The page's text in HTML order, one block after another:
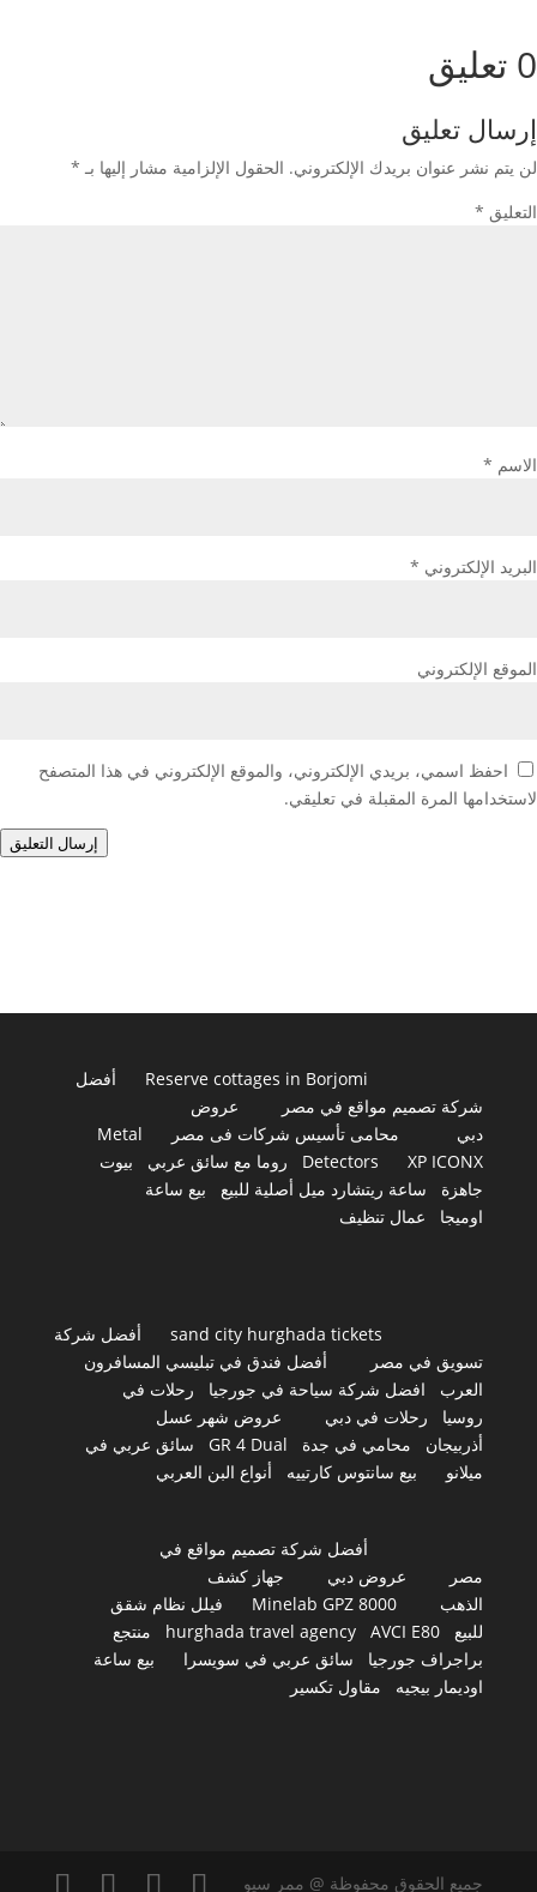
0 تعليق
إرسال تعليق
لن يتم نشر عنوان بريدك الإلكتروني. الحقول الإلزامية مشار إليها بـ *
التعليق *
الاسم *
البريد الإلكتروني *
الموقع الإلكتروني
احفظ اسمي، بريدي الإلكتروني، والموقع الإلكتروني في هذا المتصفح
لاستخدامها المرة المقبلة في تعليقي.
إرسال التعليق
Reserve cottages in Borjomi
أفضل
شركة تصميم مواقع في مصر
عروض
دبي
محامى تأسيس شركات فى مصر
Metal
Detectors
XP ICONX روما مع سائق عربي
بيوت
جاهزة
ساعة ريتشارد ميل أصلية للبيع
بيع ساعة
اوميجا
عمال تنظيف
sand city hurghada tickets
أفضل شركة
تسويق في مصر
أفضل فندق في تبليسي المسافرون
العرب
افضل شركة سياحة في جورجيا
رحلات في
روسيا
رحلات في دبي
عروض شهر عسل
أذربيجان
محامي في جدة GR 4 Dual
سائق عربي في
ميلانو
بيع سانتوس كارتييه أنواع البن العربي
أفضل شركة تصميم مواقع في
مصر
عروض دبي
جهاز كشف
الذهب
Minelab GPZ 8000
فيلل نظام شقق
للبيع
hurghada travel agency AVCI E80
منتجع
براجراف جورجيا
سائق عربي في سويسرا
بيع ساعة
اوديمار بيجيه
مقاول تكسير
جميع الحقوق محفوظة @ ممر سيو